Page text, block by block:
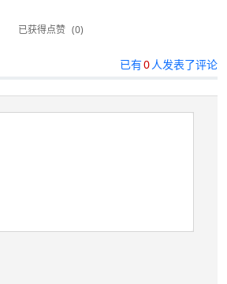
已获得点赞 (0)
已有0 人发表了评论